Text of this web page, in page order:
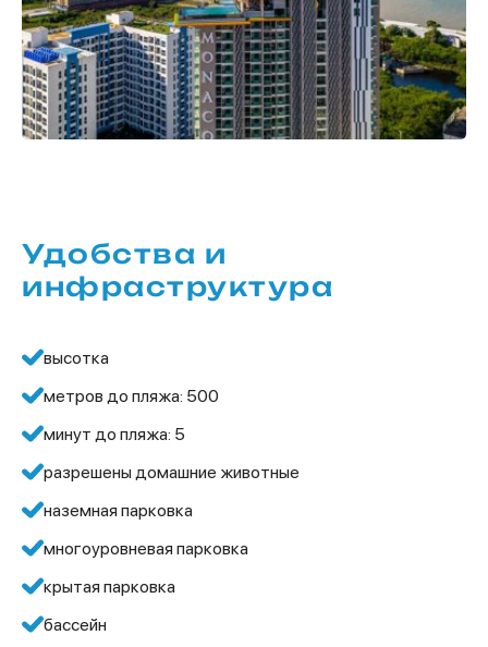
Удобства и
инфраструктура
высотка
метров до пляжа: 500
минут до пляжа: 5
разрешены домашние животные
наземная парковка
многоуровневая парковка
крытая парковка
бассейн